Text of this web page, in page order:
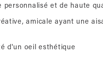
et de haute
amicale ayant une
d'un oeil esthétique